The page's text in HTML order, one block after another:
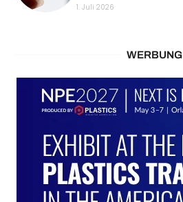
1. Juli 2026
WERBUNG